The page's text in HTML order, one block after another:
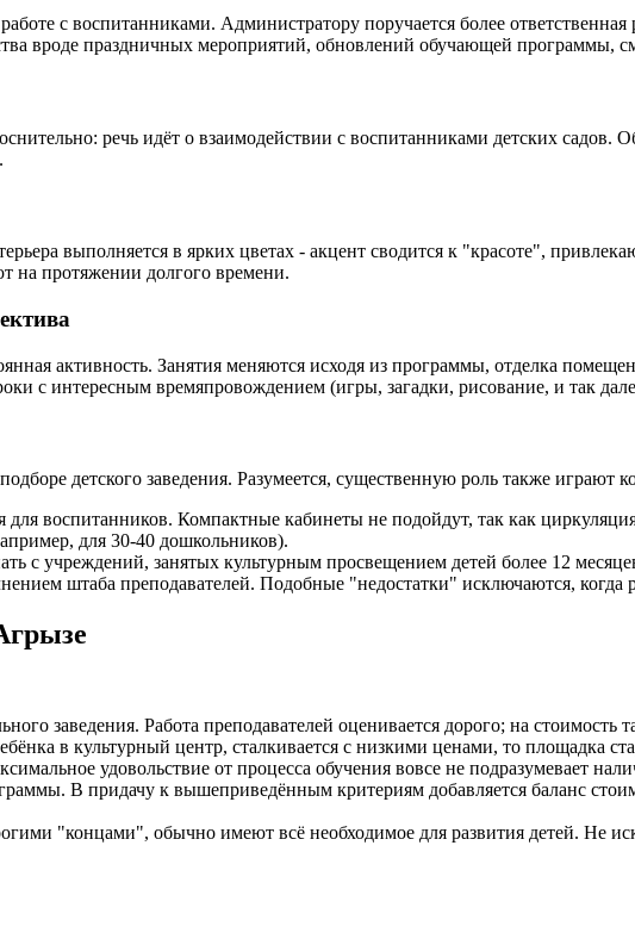
с воспитанниками. Администратору поручается более
вроде праздничных мероприятий, обновлений обучающей программы,
речь идёт о взаимодействии с воспитанниками детских садов.
выполняется в ярких цветах - акцент сводится к "красоте",
на протяжении долгого времени.
активность. Занятия меняются исходя из программы, отделка
с интересным времяпровождением (игры, загадки, рисование, и так
детского заведения. Разумеется, существенную роль также играют
воспитанников. Компактные кабинеты не подойдут, так как
для 30-40 дошкольников).
с учреждений, занятых культурным просвещением детей более 12
штаба преподавателей. Подобные "недостатки" исключаются,
заведения. Работа преподавателей оценивается дорого; на
в культурный центр, сталкивается с низкими ценами, то площадка
удовольствие от процесса обучения вовсе не подразумевает
В придачу к вышеприведённым критериям добавляется баланс
"концами", обычно имеют всё необходимое для развития детей. Не